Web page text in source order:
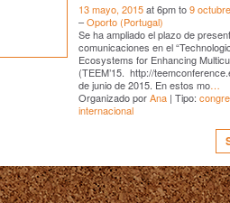
13 mayo, 2015at 6pm to9
–Oporto (Portugal)
Se ha ampliado el plazo de
comunicaciones en el
Ecosystems for Enhancing
(TEEM’15. http://
de junio de 2015. En estos mo …
Organizado porAna | Tipo:
internacional